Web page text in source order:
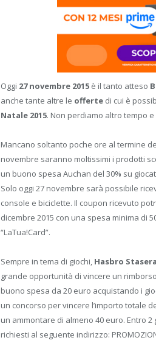
Oggi 27 novembre 2015 è il tanto atteso
anche tante altre le offerte di cui è
Natale 2015. Non perdiamo altro tempo
Mancano soltanto poche ore al termine
novembre saranno moltissimi i prodotti
un buono spesa Auchan del 30% su
Solo oggi 27 novembre sarà possibile
console e biciclette. Il coupon ricevuto
dicembre 2015 con una spesa minima di
“LaTua!Card”.
Sempre in tema di giochi, Hasbro
grande opportunità di vincere un
buono spesa da 20 euro acquistando i
un concorso per vincere l’importo totale
un ammontare di almeno 40 euro. Entro
richiesti al seguente indirizzo: